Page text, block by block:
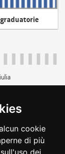
cookie
di più
dei
dichiarazione di